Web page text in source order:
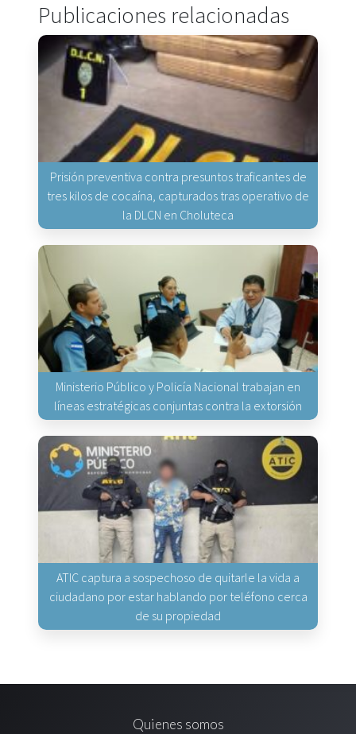
Publicaciones relacionadas
Prisión preventiva contra presuntos traficantes de
tres kilos de cocaína, capturados tras operativo de
la DLCN en Choluteca
Ministerio Público y Policía Nacional trabajan en
líneas estratégicas conjuntas contra la extorsión
ATIC captura a sospechoso de quitarle la vida a
ciudadano por estar hablando por teléfono cerca
de su propiedad
Quienes somos